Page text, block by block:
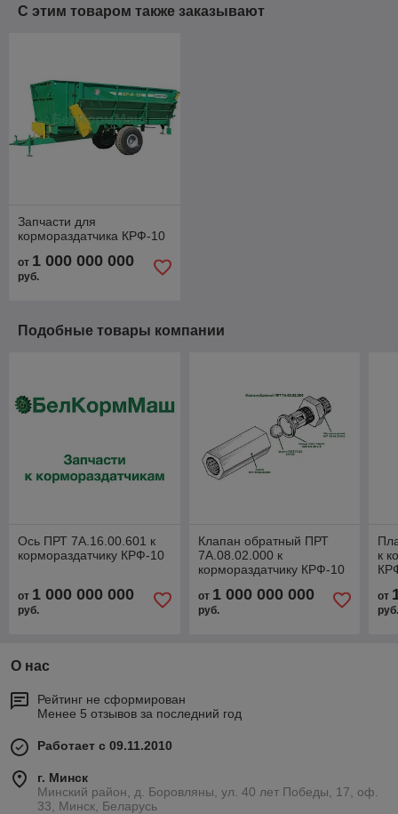
С этим товаром также заказывают
Запчасти для
кормораздатчика КРФ-10
от 1 000 000 000
руб.
Подобные товары компании
Ось ПРТ 7А.16.00.601 к
кормораздатчику КРФ-10
от 1 000 000 000
руб.
Клапан обратный ПРТ
7А.08.02.000 к
кормораздатчику КРФ-10
от 1 000 000 000
руб.
к
от
О нас
Рейтинг не сформирован
Менее 5 отзывов за последний год
Работает с 09.11.2010
г. Минск
Минский район, д. Боровляны, ул. 40 лет Победы, 17, оф.
33, Минск, Беларусь